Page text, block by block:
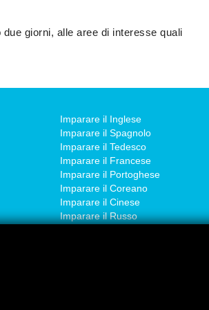
giorni, alle aree di interesse quali
Imparare il Inglese
Imparare il Spagnolo
Imparare il Tedesco
Imparare il Francese
Imparare il Portoghese
Imparare il Coreano
Imparare il Cinese
Imparare il Russo